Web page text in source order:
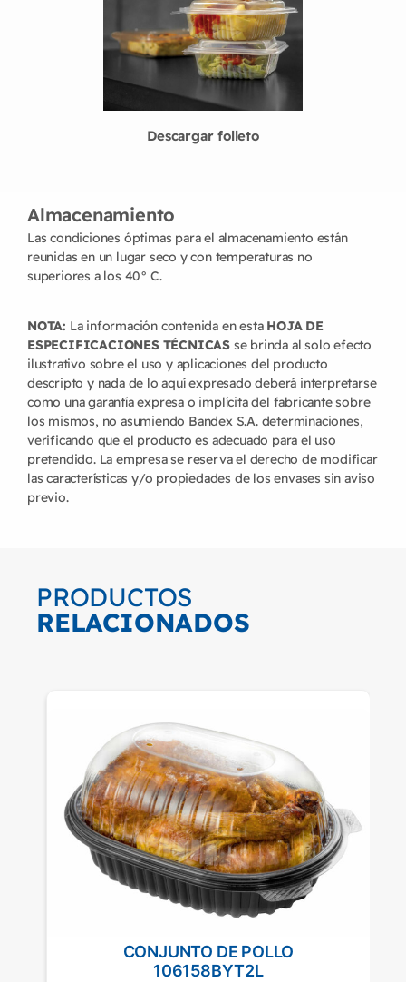
Descargar folleto
Almacenamiento
Las condiciones óptimas para el almacenamiento están
reunidas en un lugar seco y con temperaturas no
superiores a los 40° C.
NOTA: La información contenida en esta HOJA DE
ESPECIFICACIONES TÉCNICAS se brinda al solo efecto
ilustrativo sobre el uso y aplicaciones del producto
descripto y nada de lo aquí expresado deberá interpretarse
como una garantía expresa o implícita del fabricante sobre
los mismos, no asumiendo Bandex S.A. determinaciones,
verificando que el producto es adecuado para el uso
pretendido. La empresa se reserva el derecho de modificar
las características y/o propiedades de los envases sin aviso
previo.
PRODUCTOS
RELACIONADOS
CONJUNTO DE POLLO
106158BYT2L